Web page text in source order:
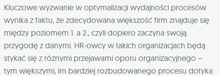
Kluczowe wyzwanie w optymalizacji wydajności procesów
wynika z faktu, że zdecydowana większość firm znajduje się
między poziomem 1. a 2., czyli dopiero zaczyna swoją
przygodę z danymi. HR-owcy w takich organizacjach będą
stykać się z różnymi przejawami oporu organizacyjnego –
tym większymi, im bardziej rozbudowanego procesu dotyka